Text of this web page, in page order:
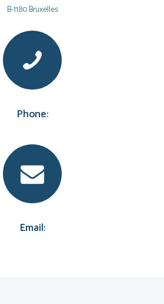
B-1180 Bruxelles
Phone:
Email: